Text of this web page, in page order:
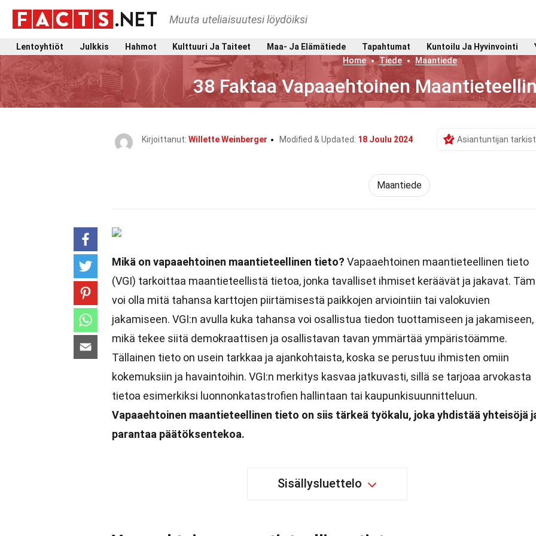
Muuta uteliaisuutesi löydöiksi
Lentoyhtiöt Julkkis Hahmot Kulttuuri Ja Taiteet Maa- Ja Elämätiede Tapahtumat Kuntoilu Ja Hyvinvointi
Home
Tiede Maantiede
38 Faktaa Vapaaehtoinen
Kirjoittanut: Willette Weinberger Modified & Updated: 18 Joulu 2024 Asiantuntijan
Maantiede
Mikä on vapaaehtoinen maantieteellinen tieto? Vapaaehtoinen maantieteellinen tieto
(VGI) tarkoittaa maantieteellistä tietoa, jonka tavalliset ihmiset keräävät ja jakavat.
voi olla mitä tahansa karttojen piirtämisestä paikkojen arviointiin tai valokuvien
jakamiseen. VGI:n avulla kuka tahansa voi osallistua tiedon tuottamiseen ja jakamiseen,
mikä tekee siitä demokraattisen ja osallistavan tavan ymmärtää ympäristöämme.
Tällainen tieto on usein tarkkaa ja ajankohtaista, koska se perustuu ihmisten omiin
kokemuksiin ja havaintoihin. VGI:n merkitys kasvaa jatkuvasti, sillä se tarjoaa arvokasta
tietoa esimerkiksi luonnonkatastrofien hallintaan tai kaupunkisuunnitteluun.
Vapaaehtoinen maantieteellinen tieto on siis tärkeä työkalu, joka yhdistää yhteisöjä
parantaa päätöksentekoa.
Sisällysluettelo